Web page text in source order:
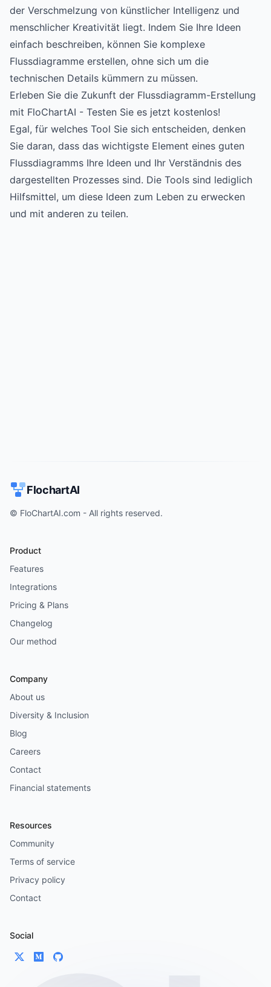
der Verschmelzung von künstlicher Intelligenz und
menschlicher Kreativität liegt. Indem Sie Ihre Ideen
einfach beschreiben, können Sie komplexe
Flussdiagramme erstellen, ohne sich um die
technischen Details kümmern zu müssen.
Erleben Sie die Zukunft der Flussdiagramm-Erstellung
mit FloChartAI - Testen Sie es jetzt kostenlos!
Egal, für welches Tool Sie sich entscheiden, denken
Sie daran, dass das wichtigste Element eines guten
Flussdiagramms Ihre Ideen und Ihr Verständnis des
dargestellten Prozesses sind. Die Tools sind lediglich
Hilfsmittel, um diese Ideen zum Leben zu erwecken
und mit anderen zu teilen.
FlochartAI
© FloChartAI.com - All rights reserved.
Product
Features
Integrations
Pricing & Plans
Changelog
Our method
Company
About us
Diversity & Inclusion
Blog
Careers
Contact
Financial statements
Resources
Community
Terms of service
Privacy policy
Contact
Social